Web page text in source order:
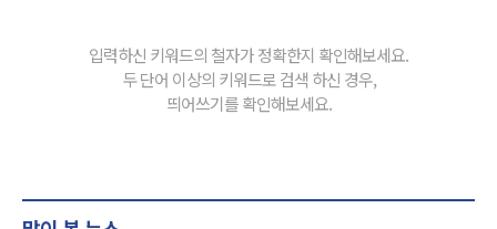
입력하신 키워드의 철자가 정확한지 확인해보세요.
두 단어 이상의 키워드로 검색 하신 경우,
띄어쓰기를 확인해보세요.